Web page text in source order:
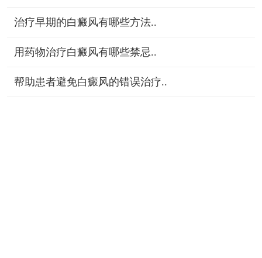
治疗早期的白癜风有哪些方法..
用药物治疗白癜风有哪些禁忌..
帮助患者避免白癜风的错误治疗..